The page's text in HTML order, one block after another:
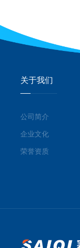
关于我们
公司简介
企业文化
荣誉资质